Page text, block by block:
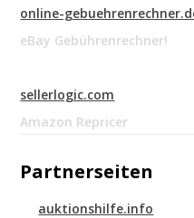
online-
eBay Gebührenrechner!
sellerlogic.com
Amazon Repricer
Partnerseiten
auktionshilfe.info